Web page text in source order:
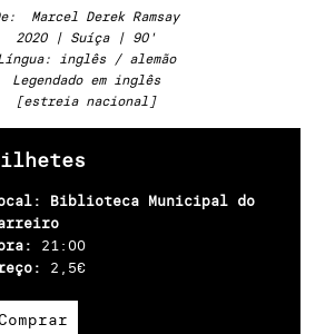
Marcel Derek Ramsay
2020 | Suíça | 90'
inglês / alemão
Legendado em inglês
[estreia nacional]
Biblioteca Municipal do
21:00
2,5€